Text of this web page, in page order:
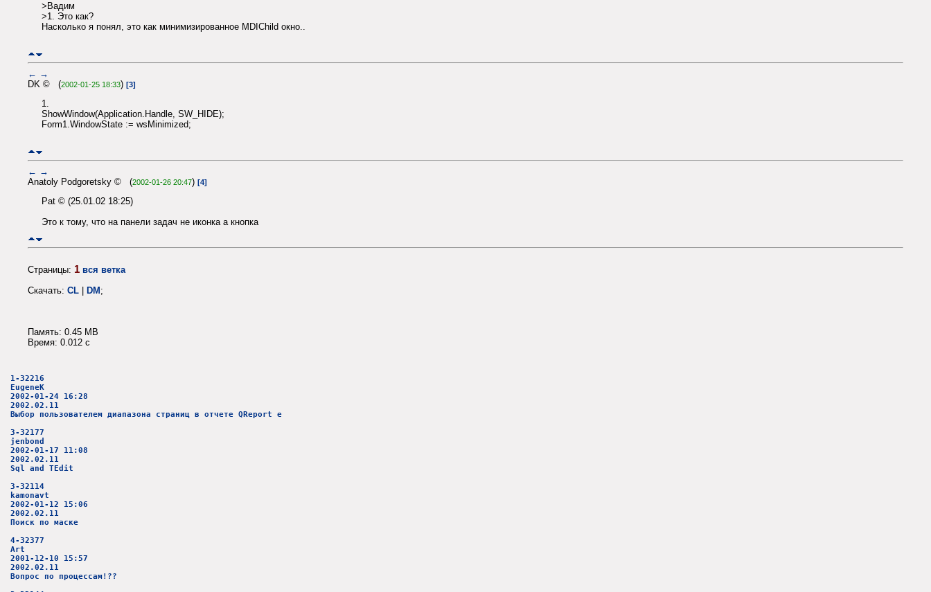
>Вадим
>1. Это как?
Насколько я понял, это как минимизированное MDIChild окно..
← →
DK © (2002-01-25 18:33) [3]
1.
ShowWindow(Application.Handle, SW_HIDE);
Form1.WindowState := wsMinimized;
← →
Anatoly Podgoretsky © (2002-01-26 20:47) [4]
Pat © (25.01.02 18:25)
Это к тому, что на панели задач не иконка а кнопка
Страницы: 1 вся ветка
Скачать: CL | DM;
Память: 0.45 MB
Время: 0.012 c
1-32216
EugeneK
2002-01-24 16:28
2002.02.11
Выбор пользователем диапазона страниц в отчете QReport е
3-32177
jenbond
2002-01-17 11:08
2002.02.11
Sql and TEdit
3-32114
kamonavt
2002-01-12 15:06
2002.02.11
Поиск по маске
4-32377
Art
2001-12-10 15:57
2002.02.11
Вопрос по процессам!??